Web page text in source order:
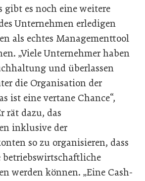
gibt es noch eine weitere
Unternehmen erledigen
als echtes Managementtool
„Viele Unternehmer haben
und überlassen
die Organisation der
ist eine vertane Chance“,
rät dazu, das
inklusive der
so zu organisieren, dass
betriebswirtschaftliche
werden können. „Eine Cash-